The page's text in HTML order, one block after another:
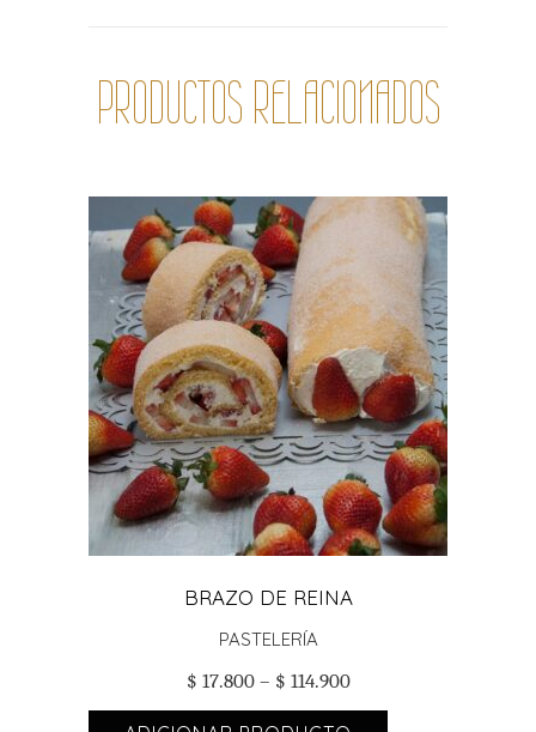
PRODUCTOS RELACIONADOS
ADICIONAR PRODUCTO
BRAZO DE REINA
PASTELERÍA
$ 17.800– $ 114.900